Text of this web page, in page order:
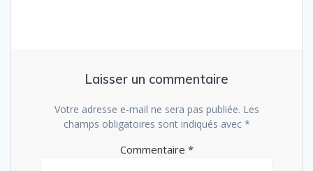
Laisser un commentaire
Votre adresse e-mail ne sera pas publiée. Les
champs obligatoires sont indiqués avec *
Commentaire *